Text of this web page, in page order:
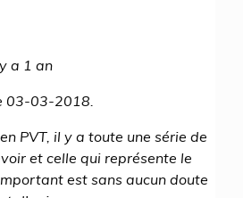
a 1 an
03-03-2018.
PVT, il y a toute une série de
et celle qui représente le
est sans aucun doute